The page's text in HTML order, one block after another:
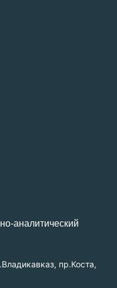
аналитический
пр.Коста,